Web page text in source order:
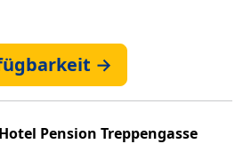
→
Hotel Pension Treppengasse